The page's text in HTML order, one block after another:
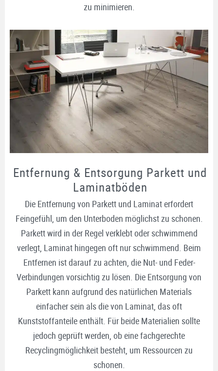
zu minimieren.
Entfernung & Entsorgung Parkett und
Laminatböden
Die Entfernung von Parkett und Laminat erfordert
Feingefühl, um den Unterboden möglichst zu schonen.
Parkett wird in der Regel verklebt oder schwimmend
verlegt, Laminat hingegen oft nur schwimmend. Beim
Entfernen ist darauf zu achten, die Nut- und Feder-
Verbindungen vorsichtig zu lösen. Die Entsorgung von
Parkett kann aufgrund des natürlichen Materials
einfacher sein als die von Laminat, das oft
Kunststoffanteile enthält. Für beide Materialien sollte
jedoch geprüft werden, ob eine fachgerechte
Recyclingmöglichkeit besteht, um Ressourcen zu
schonen.